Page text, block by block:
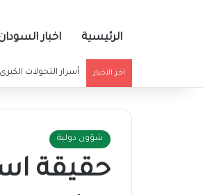
الرئيسية اخبار
اخر الاخبار أسرار التحولات
شؤون دولية
حقيقة